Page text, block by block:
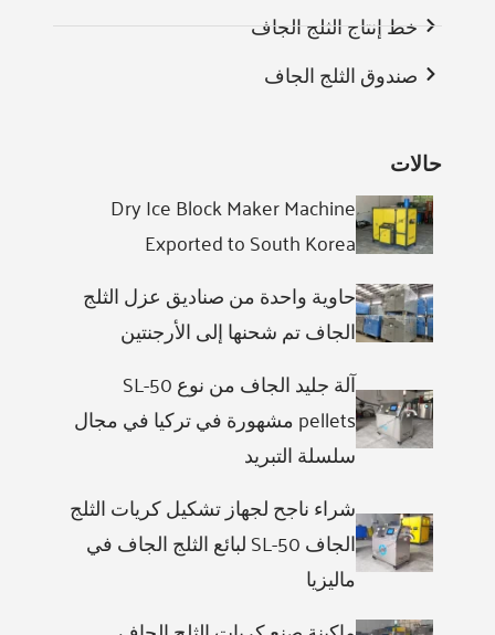
خط إنتاج الثلج الجاف
صندوق الثلج الجاف
حالات
Dry Ice Block Maker Machine
Exported to South Korea
حاوية واحدة من صناديق عزل الثلج
الجاف تم شحنها إلى الأرجنتين
آلة جليد الجاف من نوع SL-50
pellets مشهورة في تركيا في مجال
سلسلة التبريد
شراء ناجح لجهاز تشكيل كريات الثلج
الجاف SL-50 لبائع الثلج الجاف في
ماليزيا